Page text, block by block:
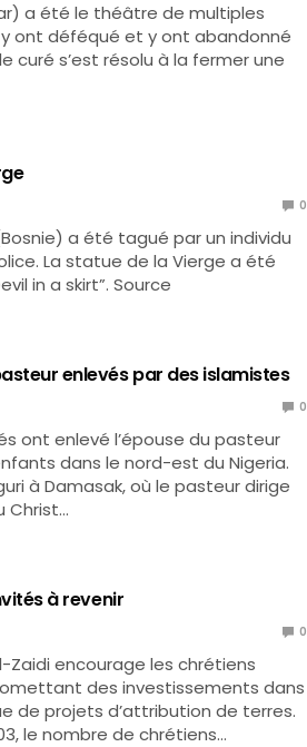
a été le théâtre de multiples
ont déféqué et y ont abandonné
s’est résolu à la fermer une
0
a été tagué par un individu
La statue de la Vierge a été
in a skirt”. Source
enlevés par des islamistes
0
ont enlevé l’épouse du pasteur
dans le nord-est du Nigeria.
à Damasak, où le pasteur dirige
Christ…
à revenir
0
Zaidi encourage les chrétiens
des investissements dans
de projets d’attribution de terres.
le nombre de chrétiens…